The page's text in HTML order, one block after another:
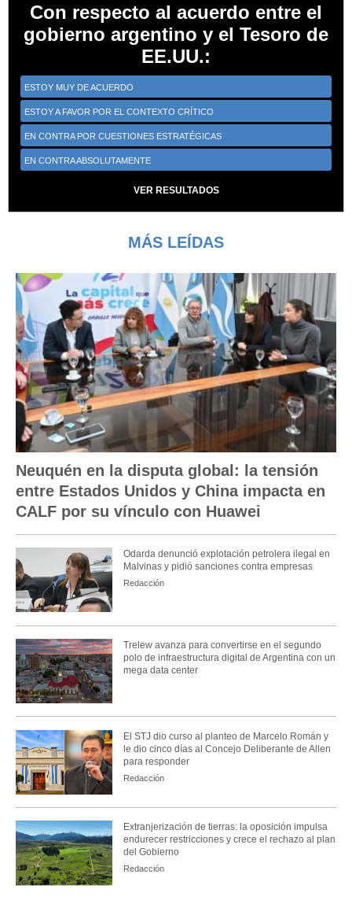
Con respecto al acuerdo entre el
gobierno argentino y el Tesoro de
EE.UU.:
ESTOY MUY DE ACUERDO
ESTOY A FAVOR POR EL CONTEXTO CRÍTICO
EN CONTRA POR CUESTIONES ESTRATÉGICAS
EN CONTRA ABSOLUTAMENTE
VER RESULTADOS
MÁS LEÍDAS
Neuquén en la disputa global: la tensión
entre Estados Unidos y China impacta en
CALF por su vínculo con Huawei
Odarda denunció explotación petrolera ilegal en
Malvinas y pidió sanciones contra empresas
Redacción
Trelew avanza para convertirse en el segundo
polo de infraestructura digital de Argentina con un
mega data center
El STJ dio curso al planteo de Marcelo Román y
le dio cinco días al Concejo Deliberante de Allen
para responder
Redacción
Extranjerización de tierras: la oposición impulsa
endurecer restricciones y crece el rechazo al plan
del Gobierno
Redacción